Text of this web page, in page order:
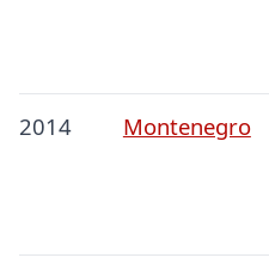
2014 Montenegro